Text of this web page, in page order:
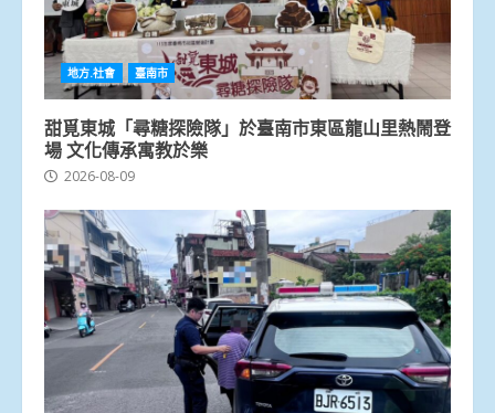
地方.社會 臺南市
甜覓東城「尋糖探險隊」於臺南市東區龍山里熱鬧登
場 文化傳承寓教於樂
2026-08-09